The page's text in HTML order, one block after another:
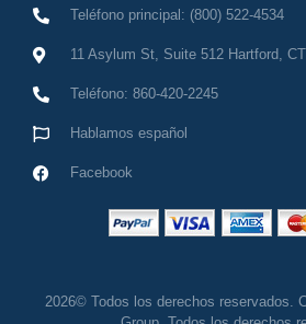
Teléfono principal: (800) 522-4534
11 Asylum St, Suite 512 Hartford,
Teléfono: 860-420-2245
Hablamos español
Facebook
2026© Todos los derechos reservados.